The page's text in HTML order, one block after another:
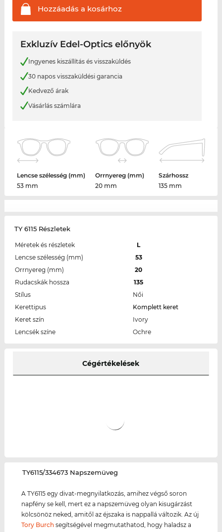
Hozzáadás a kosárhoz
Exkluzív Edel-Optics előnyök
Ingyenes kiszállítás és visszaküldés
30 napos visszaküldési garancia
Kedvező árak
Vásárlás számlára
Lencse szélesség (mm)
53 mm
Orrnyereg (mm)
20 mm
Szárhossz
135 mm
TY 6115 Részletek
Méretek és részletek
L
Lencse szélesség (mm)
53
Orrnyereg (mm)
20
Rudacskák hossza
135
Stílus
Női
Kerettipus
Komplett keret
Keret szín
Ivory
Lencsék színe
Ochre
Cégértékelések
‌TY6115/334673 Napszemüveg
A TY6115 egy divat-megnyilatkozás, amihez végső soron
napfény se kell, mert ez a napszemüveg olyan kisugárzást
kölcsönöz neked, amitől az éjszaka is nappallá változik. Az új
Tory Burch segítségével megmutathatod, hogy haladsz a